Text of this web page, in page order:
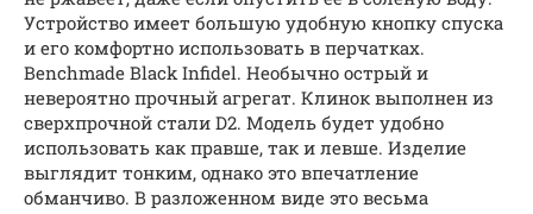
Устройство имеет большую удобную кнопку спуска
и его комфортно использовать в перчатках.
Benchmade Black Infidel. Необычно острый и
невероятно прочный агрегат. Клинок выполнен из
сверхпрочной стали D2. Модель будет удобно
использовать как правше, так и левше. Изделие
выглядит тонким, однако это впечатление
обманчиво. В разложенном виде это весьма